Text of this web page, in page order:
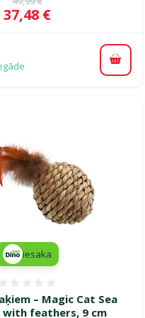
Cena
37,48 €
– Magic Cat Sea
with feathers, 9 cm
iesaka